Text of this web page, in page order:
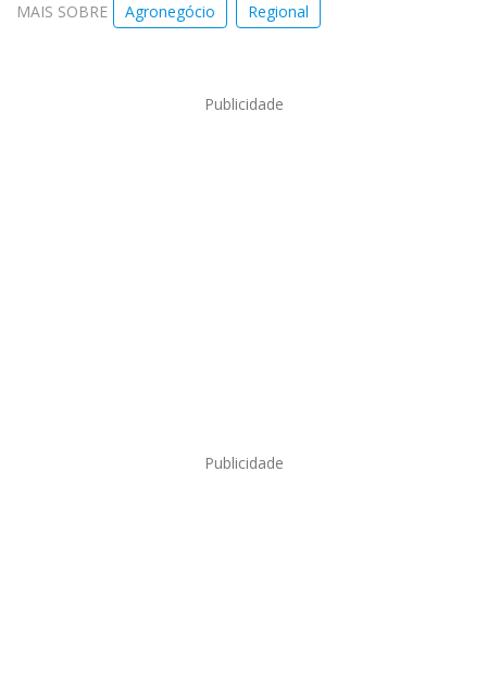
MAIS SOBRE Agronegócio Regional
Publicidade
Publicidade